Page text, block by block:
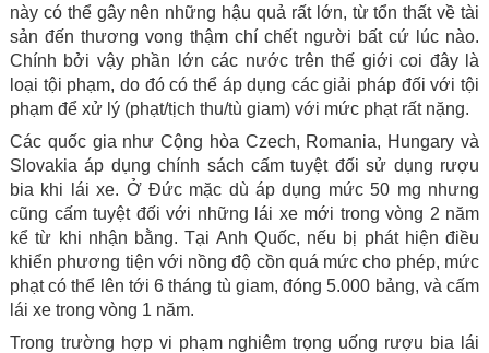
này có thể gây nên những hậu quả rất lớn, từ tổn thất về tài
sản đến thương vong thậm chí chết người bất cứ lúc nào.
Chính bởi vậy phần lớn các nước trên thế giới coi đây là
loại tội phạm, do đó có thể áp dụng các giải pháp đối với tội
phạm để xử lý (phạt/tịch thu/tù giam) với mức phạt rất nặng.
Các quốc gia như Cộng hòa Czech, Romania, Hungary và
Slovakia áp dụng chính sách cấm tuyệt đối sử dụng rượu
bia khi lái xe. Ở Đức mặc dù áp dụng mức 50 mg nhưng
cũng cấm tuyệt đối với những lái xe mới trong vòng 2 năm
kể từ khi nhận bằng. Tại Anh Quốc, nếu bị phát hiện điều
khiển phương tiện với nồng độ cồn quá mức cho phép, mức
phạt có thể lên tới 6 tháng tù giam, đóng 5.000 bảng, và cấm
lái xe trong vòng 1 năm.
Trong trường hợp vi phạm nghiêm trọng uống rượu bia lái